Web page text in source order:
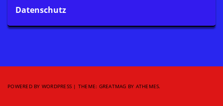
Datenschutz
POWERED BY WORDPRESS | THEME: GREATMAG BY ATHEMES.